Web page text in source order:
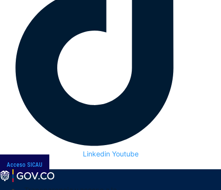
Linkedin Youtube
Acceso SICAU